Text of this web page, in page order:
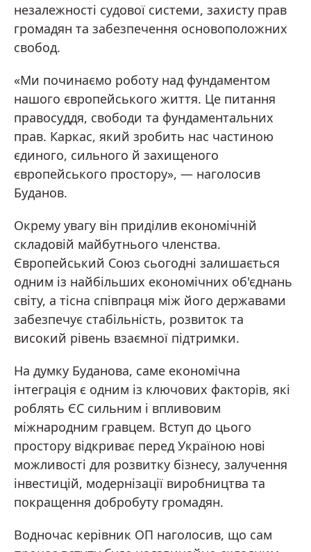
незалежності судової системи, захисту прав
громадян та забезпечення основоположних
свобод.
«Ми починаємо роботу над фундаментом
нашого європейського життя. Це питання
правосуддя, свободи та фундаментальних
прав. Каркас, який зробить нас частиною
єдиного, сильного й захищеного
європейського простору», — наголосив
Буданов.
Окрему увагу він приділив економічній
складовій майбутнього членства.
Європейський Союз сьогодні залишається
одним із найбільших економічних об'єднань
світу, а тісна співпраця між його державами
забезпечує стабільність, розвиток та
високий рівень взаємної підтримки.
На думку Буданова, саме економічна
інтеграція є одним із ключових факторів, які
роблять ЄС сильним і впливовим
міжнародним гравцем. Вступ до цього
простору відкриває перед Україною нові
можливості для розвитку бізнесу, залучення
інвестицій, модернізації виробництва та
покращення добробуту громадян.
Водночас керівник ОП наголосив, що сам